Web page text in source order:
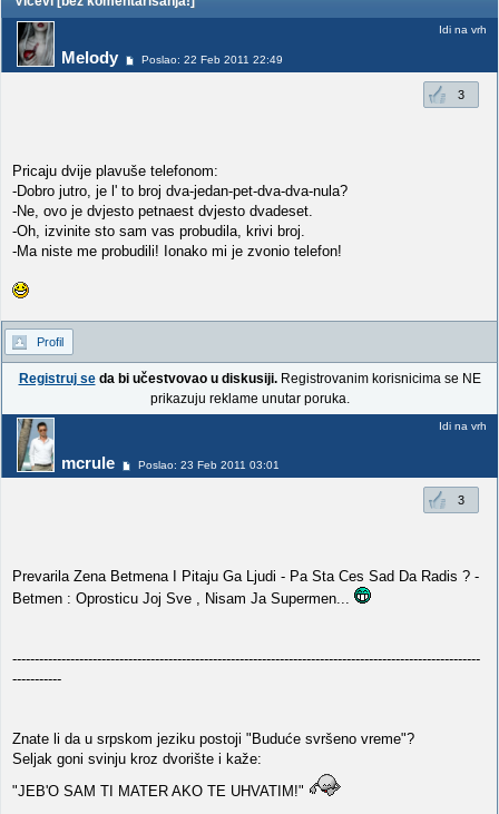
Melody Poslao: 22 Feb 2011 22:49
Idi na vrh
3
Pricaju dvije plavuše telefonom:
-Dobro jutro, je l' to broj dva-jedan-pet-dva-dva-nula?
-Ne, ovo je dvjesto petnaest dvjesto dvadeset.
-Oh, izvinite sto sam vas probudila, krivi broj.
-Ma niste me probudili! Ionako mi je zvonio telefon!
Profil
Registruj seda bi učestvovao u diskusiji.Registrovanim korisnicima se NE
prikazuju reklame unutar poruka.
mcrule Poslao: 23 Feb 2011 03:01
Idi na vrh
3
Prevarila Zena Betmena I Pitaju Ga Ljudi - Pa Sta Ces Sad Da Radis ? -
Betmen : Oprosticu Joj Sve , Nisam Ja Supermen...
---------------------------------------------------------------------------------------------------------
-----------
Znate li da u srpskom jeziku postoji "Buduće svršeno vreme"?
Seljak goni svinju kroz dvorište i kaže:
"JEB'O SAM TI MATER AKO TE UHVATIM!"